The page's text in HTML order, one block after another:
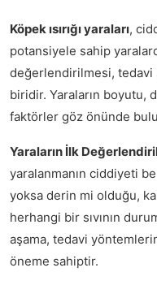
Köpek ısırığı yaraları,
potansiyele sahip
değerlendirilmesi, tedavi
biridir. Yaraların boyutu,
faktörler göz önünde
Yaraların İlk
yaralanmanın ciddiyeti
yoksa derin mi olduğu,
herhangi bir sıvının
aşama, tedavi
öneme sahiptir.